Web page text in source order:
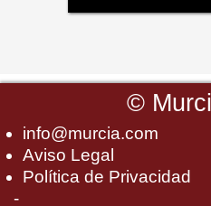
©
info@murcia.com
Aviso Legal
Política de Privacidad
-